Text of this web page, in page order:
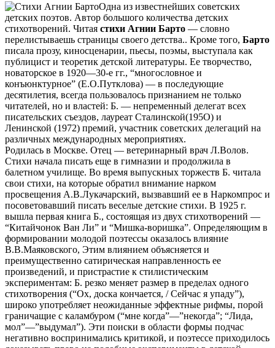
Одна из известнейших советских
детских поэтов. Автор большого количества детских
стихотворений. Читая стихи Агнии Барто — словно
перелистываешь страницы своего детства.. Кроме того, Барто
писала прозу, киносценарии, пьесы, поэмы, выступала как
публицист и теоретик детской литературы. Ее творчество,
новаторское в 1920—30-е гг., “многословное и
конъюнктурное” (Е.О.Путклова) — в последующие
десятилетия, всегда пользовалось признанием не только
читателей, но и властей: Б. — непременный делегат всех
писательских съездов, лауреат Сталинской(195О) и
Ленинской (1972) премий, участник советских делегаций на
различных международных мероприятиях.
Родилась в Москве. Отец — ветеринарный врач Л.Волов.
Стихи начала писать еще в гимназии и продолжила в
балетном училище. Во время выпускных торжеств Б. читала
свои стихи, на которые обратил внимание нарком
просвещения А.В.Лукачарский, вызвавший ее в Наркомпрос и
посоветовавший писать веселые детские стихи. В 1925 г.
вышла первая книга Б., состоящая из двух стихотворений —
“Китайчонок Ван Ли” и “Мишка-воришка”. Определяющим в
формировании молодой поэтессы оказалось влияние
В.В.Маяковского, Этим влиянием объясняется и
преимущественно сатирическая направленность ее
произведений, и пристрастие к стилистическим
экспериментам: Б. резко меняет размер в пределах одного
стихотворения (“Ох, доска кончается, / Сейчас я упаду”),
широко употребляет неожиданные эффектные рифмы, порой
граничащие с каламбуром (“мне когда”—”некогда”; “Лида,
мол”—”выдумал”). Эти поиски в области формы подчас
негативно воспринимались критикой, и поэтессе приходилось